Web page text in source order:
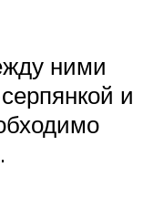
ними
и